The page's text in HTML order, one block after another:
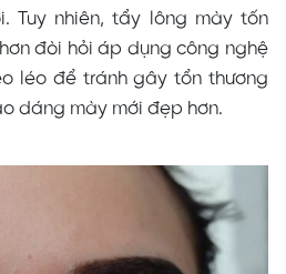
Tuy nhiên, tẩy lông mày tốn
đòi hỏi áp dụng công nghệ
léo để tránh gây tổn thương
dáng mày mới đẹp hơn.